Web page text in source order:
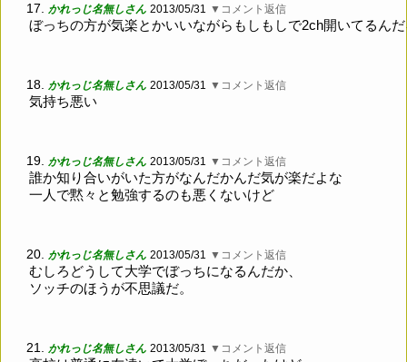
17. かれっじ名無しさん 2013/05/31 ▼コメント返信
ぼっちの方が気楽とかいいながらもしもしで2ch開いてるん
18. かれっじ名無しさん 2013/05/31 ▼コメント返信
気持ち悪い
19. かれっじ名無しさん 2013/05/31 ▼コメント返信
誰か知り合いがいた方がなんだかんだ気が楽だよな
一人で黙々と勉強するのも悪くないけど
20. かれっじ名無しさん 2013/05/31 ▼コメント返信
むしろどうして大学でぼっちになるんだか、
ソッチのほうが不思議だ。
21. かれっじ名無しさん 2013/05/31 ▼コメント返信